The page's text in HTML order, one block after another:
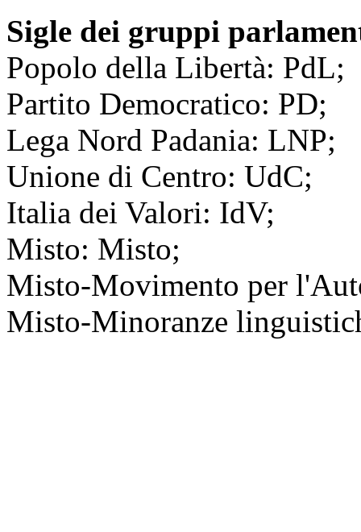
Sigle dei gruppi
Popolo della Libertà: PdL;
Partito Democratico: PD;
Lega Nord Padania: LNP;
Unione di Centro: UdC;
Italia dei Valori: IdV;
Misto: Misto;
Misto-Movimento per
Misto-Minoranze